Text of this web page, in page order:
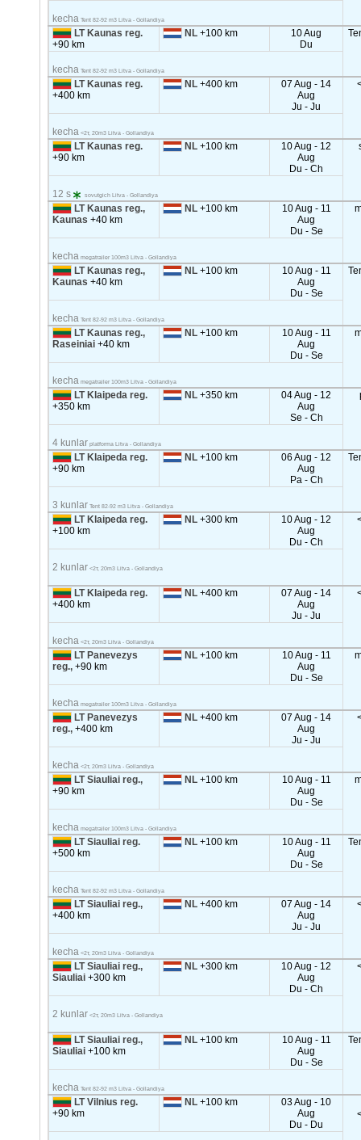
kecha Tent 82-92 m3 Litva - Gollandiya
LT Kaunas reg.
+90 km
NL+100 km
10 Aug
Du
kecha Tent 82-92 m3 Litva - Gollandiya
LT Kaunas reg.
+400 km
NL+400 km
07 Aug - 14
Aug
Ju - Ju
kecha <2т, 20m3 Litva - Gollandiya
LT Kaunas reg.
+90 km
NL+100 km
10 Aug - 12
Aug
Du - Ch
12 s sovutgich Litva - Gollandiya
LT Kaunas reg.,
Kaunas+40 km
NL+100 km
10 Aug - 11
Aug
Du - Se
kecha megatrailer 100m3 Litva - Gollandiya
LT Kaunas reg.,
Kaunas+40 km
NL+100 km
10 Aug - 11
Aug
Du - Se
kecha Tent 82-92 m3 Litva - Gollandiya
LT Kaunas reg.,
Raseiniai+40 km
NL+100 km
10 Aug - 11
Aug
Du - Se
kecha megatrailer 100m3 Litva - Gollandiya
LT Klaipeda reg.
+350 km
NL+350 km
04 Aug - 12
Aug
Se - Ch
4 kunlar platforma Litva - Gollandiya
LT Klaipeda reg.
+90 km
NL+100 km
06 Aug - 12
Aug
Pa - Ch
3 kunlar Tent 82-92 m3 Litva - Gollandiya
LT Klaipeda reg.
+100 km
NL+300 km
10 Aug - 12
Aug
Du - Ch
2 kunlar <2т, 20m3 Litva - Gollandiya
LT Klaipeda reg.
+400 km
NL+400 km
07 Aug - 14
Aug
Ju - Ju
kecha <2т, 20m3 Litva - Gollandiya
LT Panevezys
reg.,+90 km
NL+100 km
10 Aug - 11
Aug
Du - Se
kecha megatrailer 100m3 Litva - Gollandiya
LT Panevezys
reg.,+400 km
NL+400 km
07 Aug - 14
Aug
Ju - Ju
kecha <2т, 20m3 Litva - Gollandiya
LT Siauliai reg.,
+90 km
NL+100 km
10 Aug - 11
Aug
Du - Se
kecha megatrailer 100m3 Litva - Gollandiya
LT Siauliai reg.
+500 km
NL+100 km
10 Aug - 11
Aug
Du - Se
kecha Tent 82-92 m3 Litva - Gollandiya
LT Siauliai reg.,
+400 km
NL+400 km
07 Aug - 14
Aug
Ju - Ju
kecha <2т, 20m3 Litva - Gollandiya
LT Siauliai reg.,
Siauliai+300 km
NL+300 km
10 Aug - 12
Aug
Du - Ch
2 kunlar <2т, 20m3 Litva - Gollandiya
LT Siauliai reg.,
Siauliai+100 km
NL+100 km
10 Aug - 11
Aug
Du - Se
kecha Tent 82-92 m3 Litva - Gollandiya
LT Vilnius reg.
+90 km
NL+100 km
03 Aug - 10
Aug
Du - Du